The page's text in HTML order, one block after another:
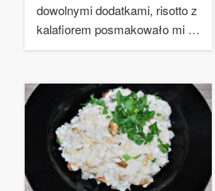
dowolnymi dodatkami, risotto z
kalafiorem posmakowało mi …